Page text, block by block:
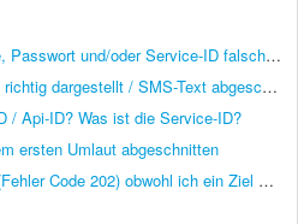
Gateway meldet Username, Passwort und/oder Service-ID falsch (Fehler Code 200)
Umlaute in SMS Text nicht richtig dargestellt / SMS-Text abgeschnitten
/ Api-ID? Was ist die Service-ID?
ersten Umlaut abgeschnitten
Gateway meldet Kein Ziel (Fehler Code 202) obwohl ich ein Ziel angegeben habe